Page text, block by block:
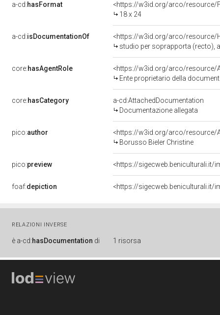
a-cd:hasFormat
<https://w3id.org/arco/resource/
18 x 24
a-cd:isDocumentationOf
<https://w3id.org/arco/resource/
studio per soprapporta (recto), abbozzi di
core:hasAgentRole
Ente proprietario della
core:hasCategory
a-cd:AttachedDocumentation
Documentazione allegata
pico:author
<https://w3id.org/arco/resource/
Borusso Bieler Christine
pico:preview <https://sigecweb.beniculturali.it/
foaf:depiction <https://sigecweb.beniculturali.it/
RELAZIONI INVERSE
è a-cd:hasDocumentation di 1 risorsa